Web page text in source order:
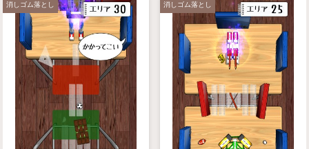
消しゴム落とし 消しゴム落とし